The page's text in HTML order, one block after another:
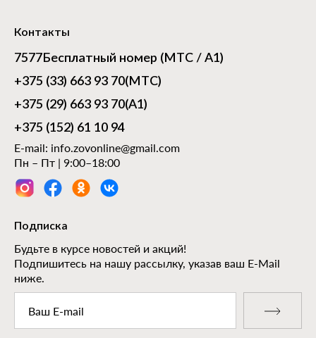
Контакты
7577 Бесплатный номер (МТС / А1)
+375 (33) 663 93 70(МТС)
+375 (29) 663 93 70(А1)
+375 (152) 61 10 94
E-mail: info.zovonline@gmail.com
Пн – Пт | 9:00–18:00
Подписка
Будьте в курсе новостей и акций!
Подпишитесь на нашу рассылку, указав ваш E-Mail
ниже.